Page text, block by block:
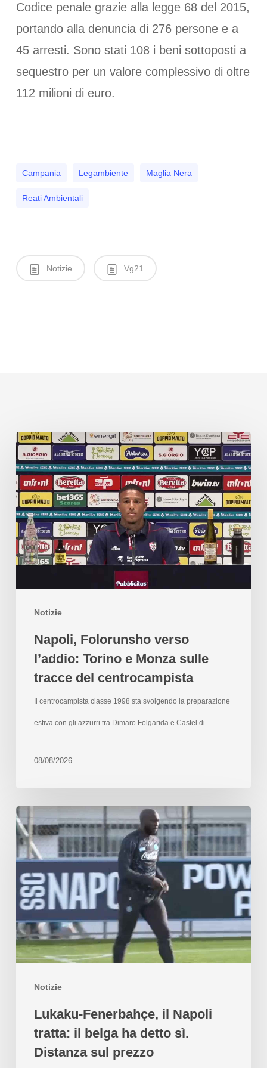
Codice penale grazie alla legge 68 del 2015,
portando alla denuncia di 276 persone e a
45 arresti. Sono stati 108 i beni sottoposti a
sequestro per un valore complessivo di oltre
112 milioni di euro.
Campania Legambiente Maglia Nera
Reati Ambientali
Notizie Vg21
Notizie
Napoli, Folorunsho verso
l’addio: Torino e Monza sulle
tracce del centrocampista
Il centrocampista classe 1998 sta svolgendo la preparazione
estiva con gli azzurri tra Dimaro Folgarida e Castel di…
08/08/2026
Notizie
Lukaku-Fenerbahçe, il Napoli
tratta: il belga ha detto sì.
Distanza sul prezzo